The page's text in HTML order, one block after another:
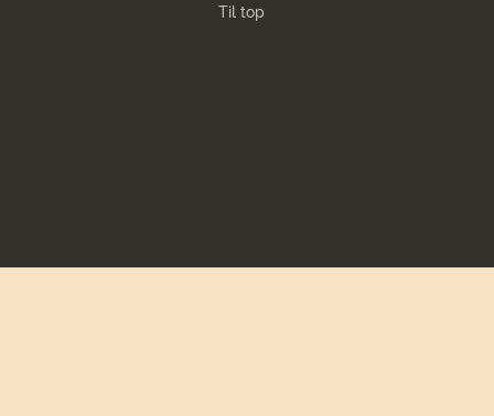
Til top